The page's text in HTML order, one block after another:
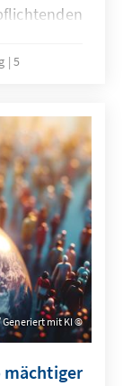
von
um der
gerecht zu
werden.
5 ביוני 2024
mit KI